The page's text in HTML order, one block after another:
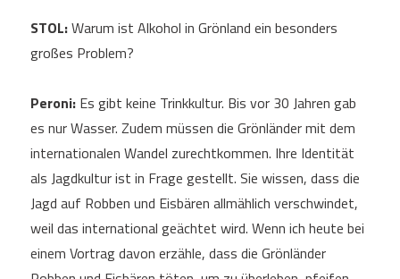
STOL:Warum ist Alkohol in Grönland ein besonders
großes Problem?
Peroni:Es gibt keine Trinkkultur. Bis vor 30 Jahren gab
es nur Wasser. Zudem müssen die Grönländer mit dem
internationalen Wandel zurechtkommen. Ihre Identität
als Jagdkultur ist in Frage gestellt. Sie wissen, dass die
Jagd auf Robben und Eisbären allmählich verschwindet,
weil das international geächtet wird. Wenn ich heute bei
einem Vortrag davon erzähle, dass die Grönländer